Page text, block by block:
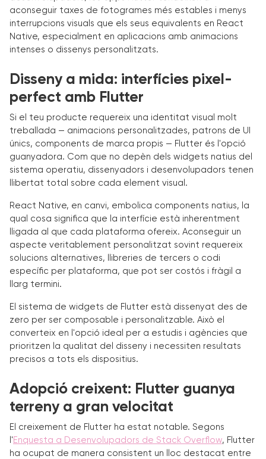
aconseguir taxes de fotogrames més estables i menys
interrupcions visuals que els seus equivalents en React
Native, especialment en aplicacions amb animacions
intenses o dissenys personalitzats.
Disseny a mida: interfícies pixel-
perfect amb Flutter
Si el teu producte requereix una identitat visual molt
treballada — animacions personalitzades, patrons de UI
únics, components de marca propis — Flutter és l'opció
guanyadora. Com que no depèn dels widgets natius del
sistema operatiu, dissenyadors i desenvolupadors tenen
llibertat total sobre cada element visual.
React Native, en canvi, embolica components natius, la
qual cosa significa que la interfície està inherentment
lligada al que cada plataforma ofereix. Aconseguir un
aspecte veritablement personalitzat sovint requereix
solucions alternatives, llibreries de tercers o codi
específic per plataforma, que pot ser costós i fràgil a
llarg termini.
El sistema de widgets de Flutter està dissenyat des de
zero per ser composable i personalitzable. Això el
converteix en l'opció ideal per a estudis i agències que
prioritzen la qualitat del disseny i necessiten resultats
precisos a tots els dispositius.
Adopció creixent: Flutter guanya
terreny a gran velocitat
El creixement de Flutter ha estat notable. Segons
l' Enquesta a Desenvolupadors de Stack Overflow, Flutter
ha ocupat de manera consistent un lloc destacat entre